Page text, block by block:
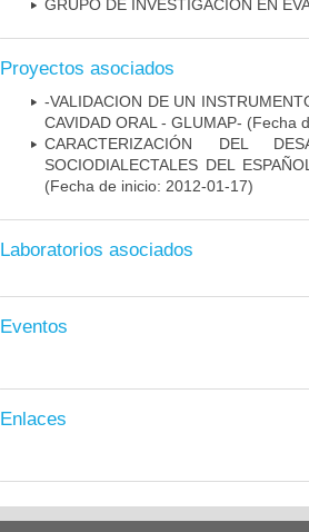
GRUPO DE INVESTIGACIÓN EN
Proyectos asociados
-VALIDACION DE UN
CAVIDAD ORAL - GLUMAP- (Fecha
CARACTERIZACIÓN DEL
SOCIODIALECTALES DEL
(Fecha de inicio: 2012-01-17)
Laboratorios asociados
Eventos
Enlaces